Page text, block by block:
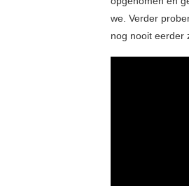
we. Verder
nog nooit eerder